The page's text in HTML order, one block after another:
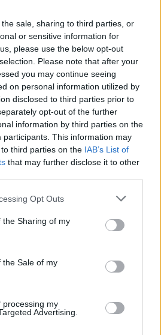
sale, sharing to third parties, or
or sensitive information for
please use the below opt-out
Please note that after your
you may continue seeing
on personal information utilized by
disclosed to third parties prior to
opt-out of the further
information by third parties on the
participants. This information may
third parties on the IAB’s List of
that may further disclose it to other
Opt Outs
the Sharing of my
the Sale of my
processing my
Advertising.
gamintojų maržos
2025 m. pradžios (birželio
6 d.) vidutinė benzino
Eur/l, o dyzelino kaina
vidutinės kainos
Latvijoje ir Vokietijoje
Lenkijoje 1,5 proc., o
visose lyginamose
kaina dabar yra
Eur/l mažesnė nei
ir Latvijoje vidutinės
atitinkamai 1,58 Eur/l ir